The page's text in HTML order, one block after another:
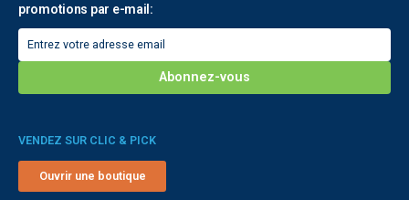
promotions par e-mail:
VENDEZ SUR CLIC & PICK
Ouvrir une boutique